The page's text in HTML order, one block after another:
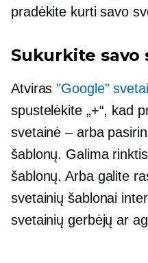
pradėkite kurti savo
Sukurkite savo
Atviras"Google"
spustelėkite „+“, kad
svetainė – arba
šablonų. Galima
šablonų. Arba galite
svetainių šablonai
svetainių gerbėjų ar